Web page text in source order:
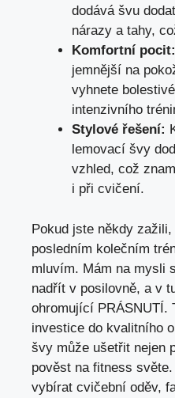
dodává švu
nárazy a tahy,
Komfortní pocit:
jemnější na
vyhnete
intenzivního
Stylové řešení:
lemovací švy
vzhled, což
i při cvičení.
Pokud jste někdy
posledním kolečním
mluvím. Mám na mysli
nadřít v posilovně, a v
ohromující PRÁSNUTÍ.
investice do kvalitního
švy může ušetřit nejen
pověst na fitness
vybírat cvičební oděv,